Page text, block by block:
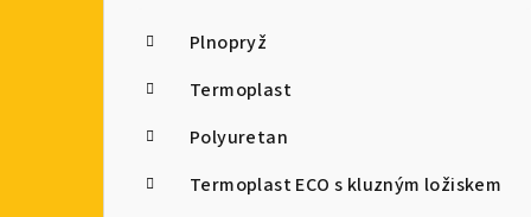
Plnopryž
Termoplast
Polyuretan
Termoplast ECO s kluzným ložiskem